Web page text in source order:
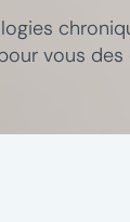
vous